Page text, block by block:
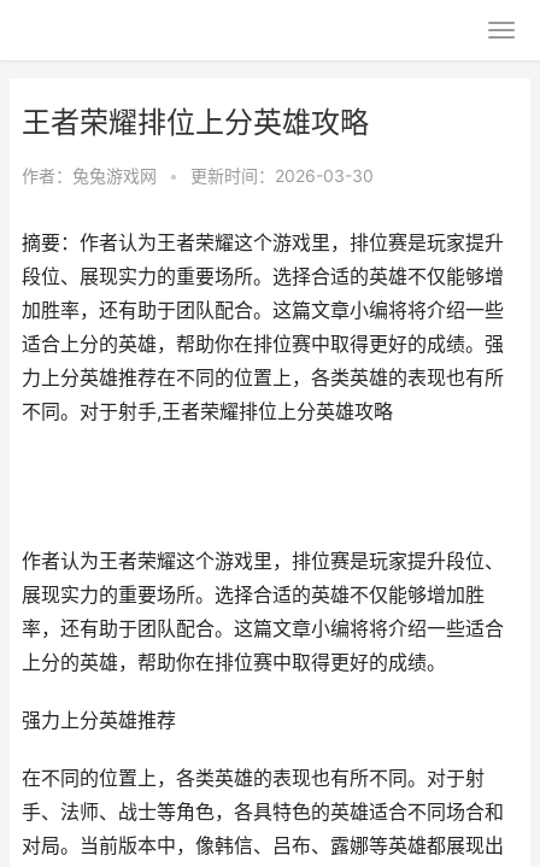
王者荣耀排位上分英雄攻略
作者： 兔兔游戏网 • 更新时间：2026-03-30
摘要：作者认为王者荣耀这个游戏里，排位赛是玩家提升
段位、展现实力的重要场所。选择合适的英雄不仅能够增
加胜率，还有助于团队配合。这篇文章小编将将介绍一些
适合上分的英雄，帮助你在排位赛中取得更好的成绩。强
力上分英雄推荐在不同的位置上，各类英雄的表现也有所
不同。对于射手,王者荣耀排位上分英雄攻略
作者认为王者荣耀这个游戏里，排位赛是玩家提升段位、
展现实力的重要场所。选择合适的英雄不仅能够增加胜
率，还有助于团队配合。这篇文章小编将将介绍一些适合
上分的英雄，帮助你在排位赛中取得更好的成绩。
强力上分英雄推荐
在不同的位置上，各类英雄的表现也有所不同。对于射
手、法师、战士等角色，各具特色的英雄适合不同场合和
对局。当前版本中，像韩信、吕布、露娜等英雄都展现出